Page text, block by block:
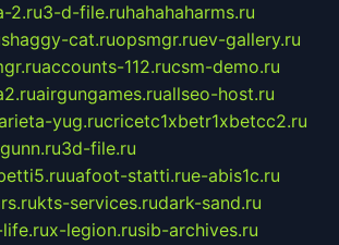
2.ru3-d-file.ruhahahaharms.ru
shaggy-cat.ruopsmgr.ruev-gallery.ru
accounts-112.rucsm-demo.ru
airgungames.ruallseo-host.ru
yug.rucricetc1xbetr1xbetcc2.ru
3d-file.ru
uafoot-statti.rue-abis1c.ru
kts-services.rudark-sand.ru
x-legion.rusib-archives.ru